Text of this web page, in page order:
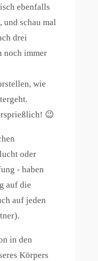
ebenfalls
schau mal
drei
noch immer
wie
😉
oder
- haben
auf die
auf jeden
in den
Körpers